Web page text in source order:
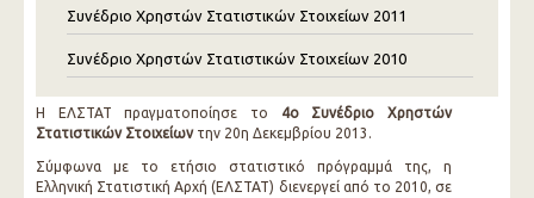
Συνέδριο Χρηστών Στατιστικών Στοιχείων 2011
Συνέδριο Χρηστών Στατιστικών Στοιχείων 2010
Η ΕΛΣΤΑΤ πραγματοποίησε το 4ο Συνέδριο Χρηστών
Στατιστικών Στοιχείωντην 20η Δεκεμβρίου 2013.
Σύμφωνα με το ετήσιο στατιστικό πρόγραμμά της, η
Ελληνική Στατιστική Αρχή (ΕΛΣΤΑΤ) διενεργεί από το 2010, σε